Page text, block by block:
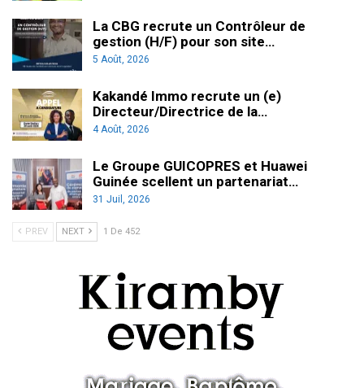
La CBG recrute un Contrôleur de
gestion (H/F) pour son site…
5 Août, 2026
Kakandé Immo recrute un (e)
Directeur/Directrice de la…
4 Août, 2026
Le Groupe GUICOPRES et Huawei
Guinée scellent un partenariat…
31 Juil, 2026
PREV NEXT 1 De 452